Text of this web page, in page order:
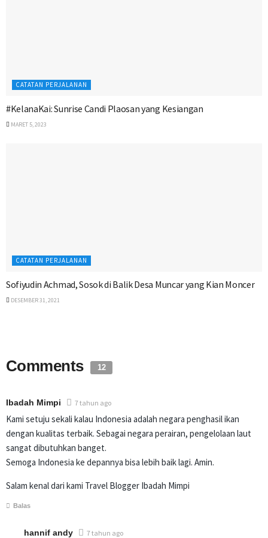
CATATAN PERJALANAN
#KelanaKai: Sunrise Candi Plaosan yang Kesiangan
MARET 5, 2023
CATATAN PERJALANAN
Sofiyudin Achmad, Sosok di Balik Desa Muncar yang Kian Moncer
DESEMBER 31, 2021
Comments 12
Ibadah Mimpi 7 tahun ago
Kami setuju sekali kalau Indonesia adalah negara penghasil ikan
dengan kualitas terbaik. Sebagai negara perairan, pengelolaan laut
sangat dibutuhkan banget.
Semoga Indonesia ke depannya bisa lebih baik lagi. Amin.
Salam kenal dari kami Travel Blogger Ibadah Mimpi
Balas
hannif andy 7 tahun ago